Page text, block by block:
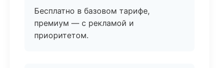
Бесплатно в базовом тарифе,
премиум — с рекламой и
приоритетом.